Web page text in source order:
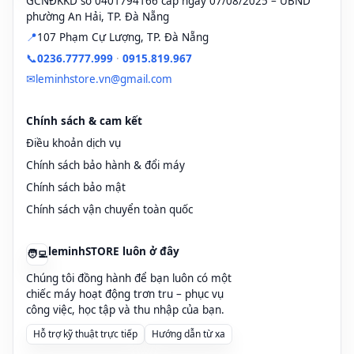
hoặc laptop của bạn đang sử dụng điều hành 32-bit thì chỉ nên sử
dụng 3GB ram thôi. Nếu muốn sử dụng hơn thì bạn cài phiên bản
64-bit để sử dụng nhé. Để xem dung lượng RAM của bạn là bao
nhiêu thì bạn hãy nhấn chuột phải vào “My Computer” >
“Properties” > nhìn xuống mục Memory hoặc Installed Memory để
Cảm ơn quý khách đã tin tưởng, sử dụng sản phẩm của
chúng tôi!
Quy chế bảo hành cho RAM (Random
Access Memory) cho Laptop HP 4530S,
4535S, 4730S, 4735S
Bảo hành RAM HP 4530S, 4535S, 4730S, 4735S khi
Những lỗi xuất phát do nguyên nhân kỹ thuật nhà sản xuất quy
định
Từ chối bảo hành:
phường An Hải, TP. Đà Nẵng
📍107 Phạm Cự Lượng, TP. Đà Nẵng
📞0236.7777.999 · 0915.819.967
✉leminhstore.vn@gmail.com
Chính sách & cam kết
Điều khoản dịch vụ
Chính sách bảo hành & đổi máy
Chính sách bảo mật
Chính sách vận chuyển toàn quốc
🧑‍💻leminhSTORE luôn ở đây
Chúng tôi đồng hành để bạn luôn có một
chiếc máy hoạt động trơn tru – phục vụ
công việc, học tập và thu nhập của bạn.
Hỗ trợ kỹ thuật trực tiếp Hướng dẫn từ xa